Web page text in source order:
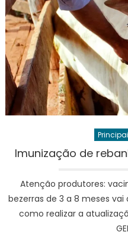
Imunização de
Atenção produtores:
bezerras de 3 a 8 meses
como realizar a